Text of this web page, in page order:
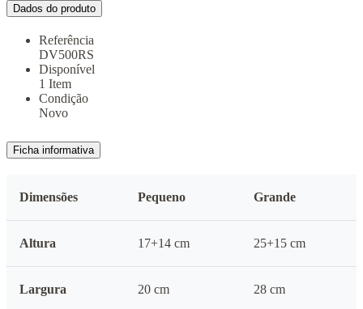
Dados do produto
Referência
DV500RS
Disponível
1 Item
Condição
Novo
Ficha informativa
Dimensões Pequeno Grande
Altura 17+14 cm 25+15 cm
Largura 20 cm 28 cm